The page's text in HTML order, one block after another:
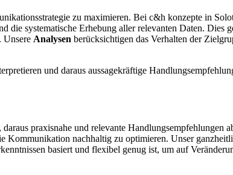
zu maximieren. Bei c&h konzepte in
die systematische Erhebung aller relevanten Daten. Dies
Unsere Analysen berücksichtigen das Verhalten der
und daraus aussagekräftige
praxisnahe und relevante Handlungsempfehlungen
Kommunikation nachhaltig zu optimieren. Unser
basiert und flexibel genug ist, um auf